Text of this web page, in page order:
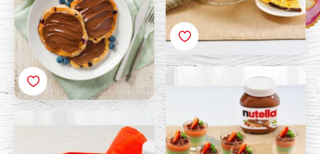
بانا كوتا مع نوتيلا